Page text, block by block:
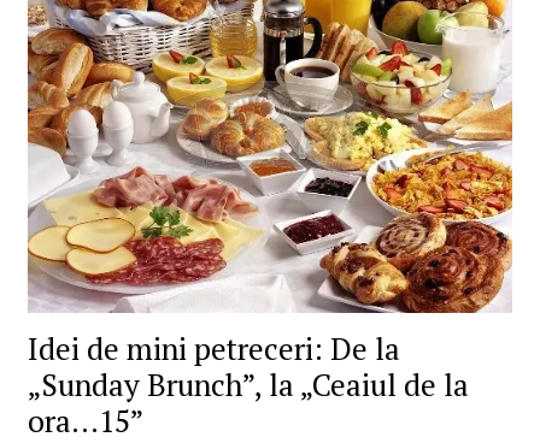
Idei de mini petreceri: De la
„Sunday Brunch”, la „Ceaiul de la
ora…15”